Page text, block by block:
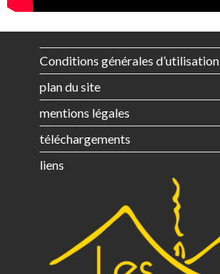
Conditions générales d’utilisation
plan du site
mentions légales
téléchargements
liens